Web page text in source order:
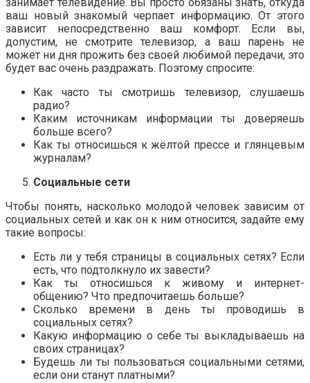
занимает телевидение. Вы просто обязаны знать, откуда
ваш новый знакомый черпает информацию. От этого
зависит непосредственно ваш комфорт. Если вы,
допустим, не смотрите телевизор, а ваш парень не
может ни дня прожить без своей любимой передачи, это
будет вас очень раздражать. Поэтому спросите:
Как часто ты смотришь телевизор, слушаешь
радио?
Каким источникам информации ты доверяешь
больше всего?
Как ты относишься к жёлтой прессе и глянцевым
журналам?
Социальные сети
Чтобы понять, насколько молодой человек зависим от
социальных сетей и как он к ним относится, задайте ему
такие вопросы:
Есть ли у тебя страницы в социальных сетях? Если
есть, что подтолкнуло их завести?
Как ты относишься к живому и интернет-
общению? Что предпочитаешь больше?
Сколько времени в день ты проводишь в
социальных сетях?
Какую информацию о себе ты выкладываешь на
своих страницах?
Будешь ли ты пользоваться социальными сетями,
если они станут платными?